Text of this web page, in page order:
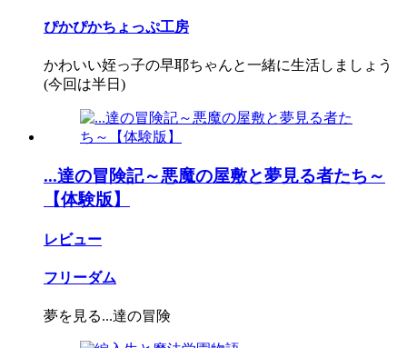
ぴかぴかちょっぷ工房
かわいい姪っ子の早耶ちゃんと一緒に生活しましょう
(今回は半日)
...達の冒険記～悪魔の屋敷と夢見る者たち～
【体験版】
レビュー
フリーダム
夢を見る...達の冒険